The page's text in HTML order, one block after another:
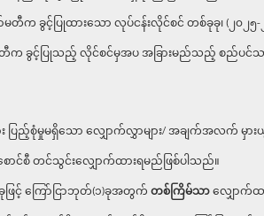
ြုထားသော လုပ်ငန်းလိုင်စင် တစ်ခုခု၊ (၂၀၂၅-၂၀၂
ခွင့်ပြုသည့် လိုင်စင်မှအပ အခြားမည်သည့် စည်ပင်သာ
ည့်စုံမှုမရှိသော လျှောက်လွှာများ/ အချက်အလက် မှားယွ
ာင်စီ တင်သွင်းလျှောက်ထားရမည်ဖြစ်ပါသည်။
ြင့် ကြော်ငြာဘုတ်(၁)ခုအတွက်တစ်ကြိမ်သာ လျှောက်ထ